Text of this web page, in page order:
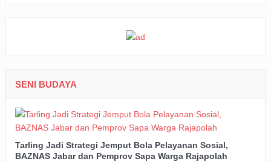
SENI BUDAYA
Tarling Jadi Strategi Jemput Bola Pelayanan Sosial,
BAZNAS Jabar dan Pemprov Sapa Warga Rajapolah